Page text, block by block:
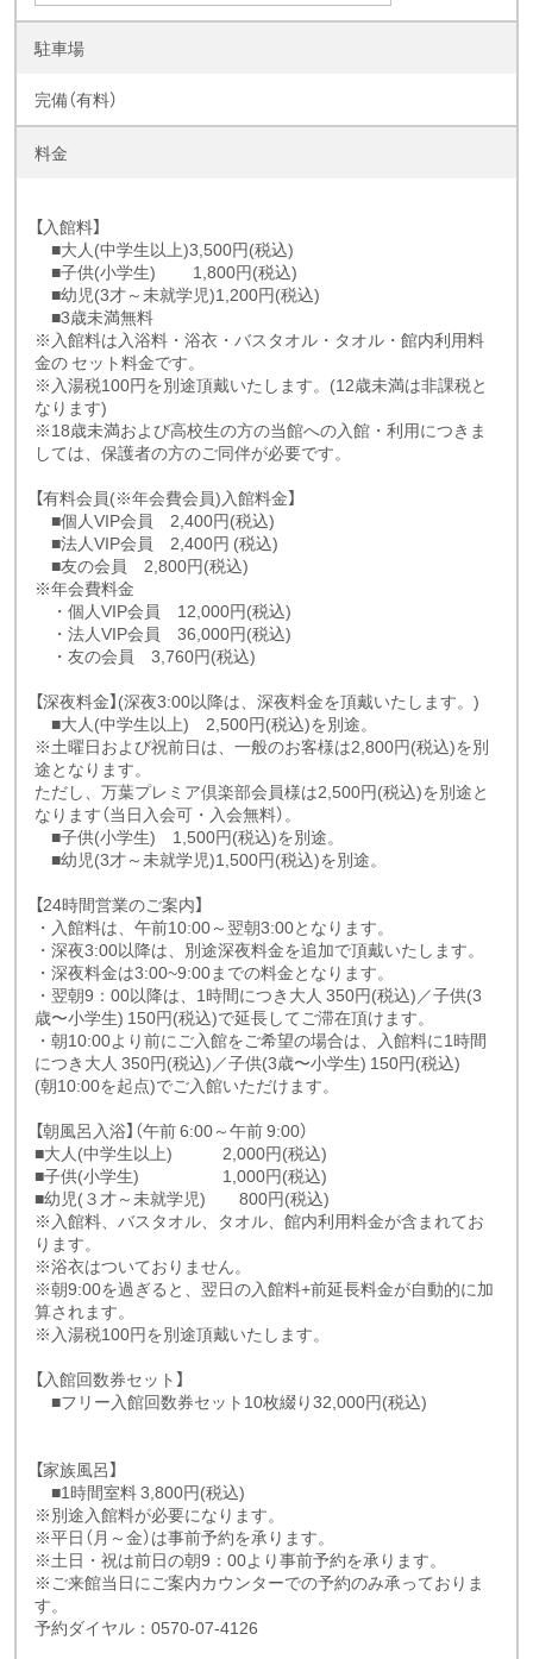
駐車場
完備（有料）
料金
【入館料】
■大人(中学生以上)3,500円(税込)
■子供(小学生) 1,800円(税込)
■幼児(3才～未就学児)1,200円(税込)
■3歳未満無料
※入館料は入浴料・浴衣・バスタオル・タオル・館内利用料
金の セット料金です。
※入湯税100円を別途頂戴いたします。(12歳未満は非課税と
なります)
※18歳未満および高校生の方の当館への入館・利用につきま
しては、保護者の方のご同伴が必要です。
【有料会員(※年会費会員)入館料金】
■個人VIP会員 2,400円(税込)
■法人VIP会員 2,400円 (税込)
■友の会員 2,800円(税込)
※年会費料金
・個人VIP会員 12,000円(税込)
・法人VIP会員 36,000円(税込)
・友の会員 3,760円(税込)
【深夜料金】(深夜3:00以降は、深夜料金を頂戴いたします。)
■大人(中学生以上) 2,500円(税込)を別途。
※土曜日および祝前日は、一般のお客様は2,800円(税込)を別
途となります。
ただし、万葉プレミア倶楽部会員様は2,500円(税込)を別途と
なります（当日入会可・入会無料）。
■子供(小学生) 1,500円(税込)を別途。
■幼児(3才～未就学児)1,500円(税込)を別途。
【24時間営業のご案内】
・入館料は、午前10:00～翌朝3:00となります。
・深夜3:00以降は、別途深夜料金を追加で頂戴いたします。
・深夜料金は3:00~9:00までの料金となります。
・翌朝9：00以降は、1時間につき大人 350円(税込)／子供(3
歳〜小学生) 150円(税込)で延長してご滞在頂けます。
・朝10:00より前にご入館をご希望の場合は、入館料に1時間
につき大人 350円(税込)／子供(3歳〜小学生) 150円(税込)
(朝10:00を起点)でご入館いただけます。
【朝風呂入浴】（午前 6:00～午前 9:00）
■大人(中学生以上) 2,000円(税込)
■子供(小学生) 1,000円(税込)
■幼児(３才～未就学児) 800円(税込)
※入館料、バスタオル、タオル、館内利用料金が含まれてお
ります。
※浴衣はついておりません。
※朝9:00を過ぎると、翌日の入館料+前延長料金が自動的に加
算されます。
※入湯税100円を別途頂戴いたします。
【入館回数券セット】
■フリー入館回数券セット10枚綴り32,000円(税込)
【家族風呂】
■1時間室料 3,800円(税込)
※別途入館料が必要になります。
※平日（月～金）は事前予約を承ります。
※土日・祝は前日の朝9：00より事前予約を承ります。
※ご来館当日にご案内カウンターでの予約のみ承っておりま
す。
予約ダイヤル：0570-07-4126